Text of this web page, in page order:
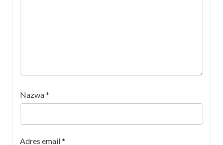
Nazwa*
Adres email*